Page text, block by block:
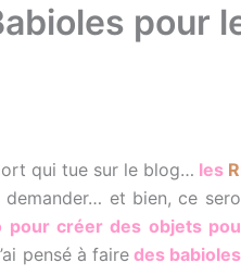
pour
qui tue sur le blog… les
demander… et bien, ce
créer des objets
pensé à fairedes